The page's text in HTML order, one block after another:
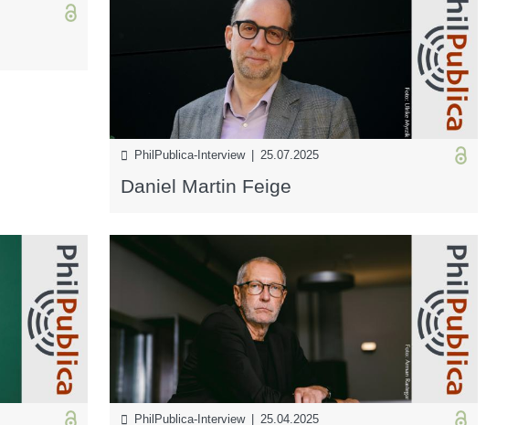
PhilPublica-Interview | 25.07.2025
Daniel Martin Feige
PhilPublica-Interview | 25.04.2025